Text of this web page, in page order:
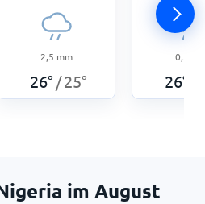
2,5 mm
26° /25°
0,5
26°
im August